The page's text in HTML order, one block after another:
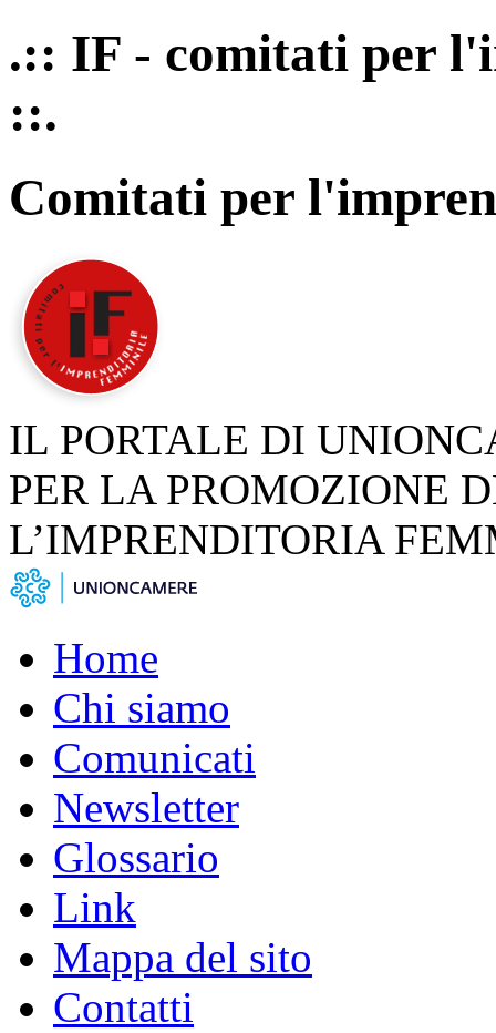
.:: IF - comitati per
::.
Comitati per
IL PORTALE DI
PER LA PROMOZIONE
L’IMPRENDITORIA
Home
Chi siamo
Comunicati
Newsletter
Glossario
Link
Mappa del sito
Contatti